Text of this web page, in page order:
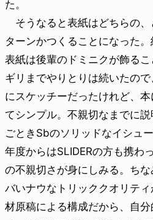
た。
そうなると表紙はどちらの
ターンかつくることになった
表紙は後輩のドミニクが飾る
ギリまでやりとりは続いたの
にスケッチーだったけれど、
てシンプル。不親切なまでに
ごときSbのソリッドなイシュ
年度からはSLIDERの方も携わ
の不親切さが身にしみる。ちな
バいナウなトリッククオリテ
材原稿による構成だから、自